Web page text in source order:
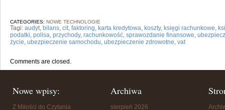
CATEGORIES: NOWE TECHNOLOGIE
Tagi: audyt, bilans, cit, faktoring, karta kredytowa, koszty, księgi rachunkowe,
podatki, polisa, przychody, rachunkowość, sprawozdanie finansowe,
życie, ubezpieczenie samochodu, ubezpieczenie zdrowotne, vat
Comments are closed.
Nowe wpisy:
Z Miłości do Czytania
Archiwa
sierpień 2026